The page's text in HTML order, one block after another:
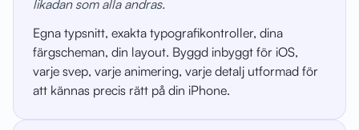
likadan som alla andras.
Egna typsnitt, exakta typografikontroller, dina
färgscheman, din layout. Byggd inbyggt för iOS,
varje svep, varje animering, varje detalj utformad för
att kännas precis rätt på din iPhone.